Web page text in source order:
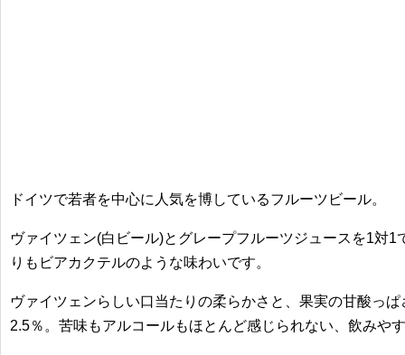
ドイツで若者を中心に人気を博しているフルーツビール。
ヴァイツェン(白ビール)とグレープフルーツジュースを1対
りもビアカクテルのような味わいです。
ヴァイツェンらしい口当たりの柔らかさと、果実の甘酸っ
2.5％。苦味もアルコールもほとんど感じられない、飲みや